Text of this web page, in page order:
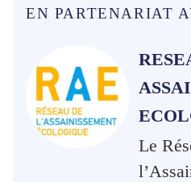
EN PARTENARIAT
Le